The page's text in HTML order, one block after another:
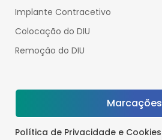
Implante Contracetivo
Colocação do DIU
Remoção do DIU
Marcações
Política de Privacidade e Cookies